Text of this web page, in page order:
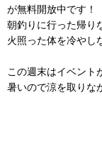
が無料開放中です！
朝釣りに行った帰り
火照った体を冷やし
この週末はイベント
暑いので涼を取りな